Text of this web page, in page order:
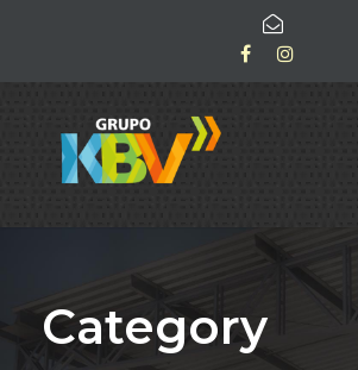
Category